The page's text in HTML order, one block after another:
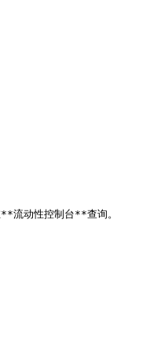
流动性控制台**查询。